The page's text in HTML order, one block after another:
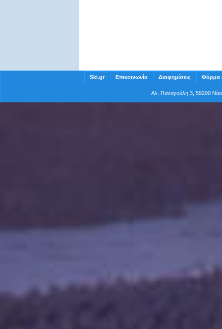
Ski.gr Επικοινωνία Διαφημίσεις Φόρμα
Αλ. Παναγούλη 3, 59200